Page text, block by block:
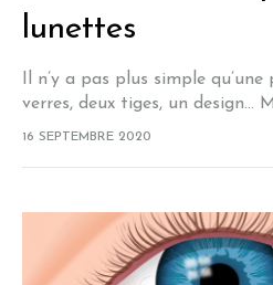
lunettes
Il n’y a pas plus simple
verres, deux tiges, un design…
de plus près, on s’aperçoit que
16 SEPTEMBRE 2020